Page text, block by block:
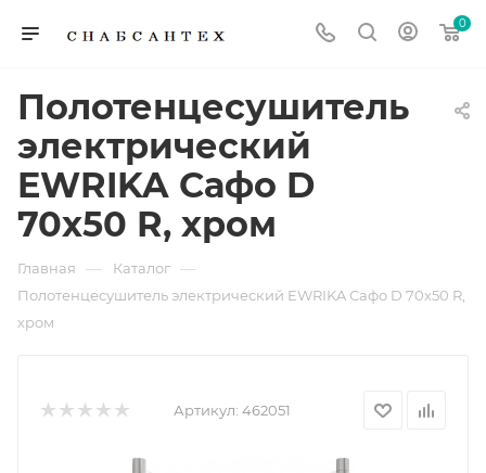
0
Полотенцесушитель
электрический
EWRIKA Сафо D
70х50 R, хром
Главная — Каталог —
Полотенцесушитель электрический EWRIKA Сафо D 70х50 R,
хром
Артикул: 462051